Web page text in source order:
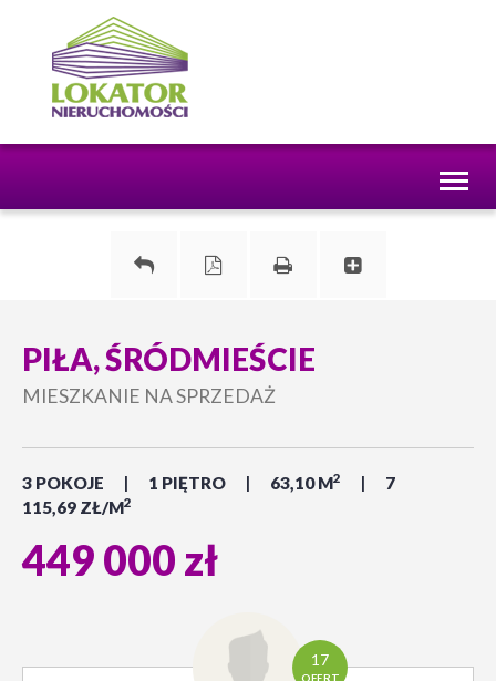
PIŁA, ŚRÓDMIEŚCIE
MIESZKANIE NA SPRZEDAŻ
3 POKOJE 1 PIĘTRO 63,10 M2
7
115,69 ZŁ/M2
449 000 zł
17
OFERT